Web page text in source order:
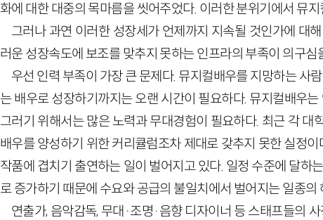
화에 대한 대중의 목마름을 씻어주었다. 이러한 분위기에서 뮤
그러나 과연 이러한 성장세가 언제까지 지속될 것인가에 대
러운 성장속도에 보조를 맞추지 못하는 인프라의 부족이 의구심
우선 인력 부족이 가장 큰 문제다. 뮤지컬배우를 지망하는 사
는 배우로 성장하기까지는 오랜 시간이 필요하다. 뮤지컬배우
그러기 위해서는 많은 노력과 무대경험이 필요하다. 최근 각
배우를 양성하기 위한 커리큘럼조차 제대로 갖추지 못한 실정
작품에 겹치기 출연하는 일이 벌어지고 있다. 일정 수준에 달하
로 증가하기 때문에 수요와 공급의 불일치에서 벌어지는 일종의
연출가, 음악감독, 무대·조명·음향 디자이너 등 스태프들의